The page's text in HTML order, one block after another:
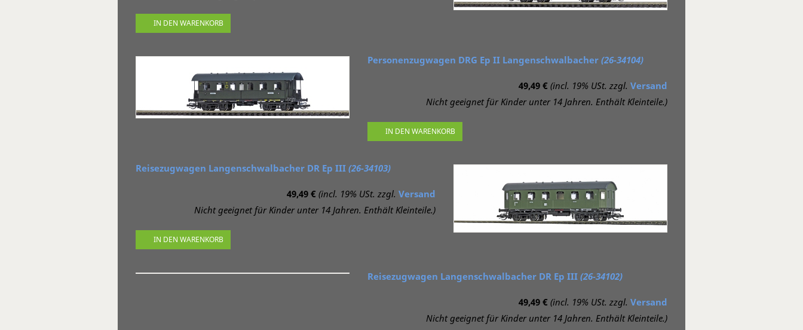
IN DEN WARENKORB
Personenzugwagen DRG Ep II Langenschwalbacher (26-34104)
49,49 € (incl. 19% USt. zzgl. Versand
Nicht geeignet für Kinder unter 14 Jahren. Enthält Kleinteile.)
IN DEN WARENKORB
Reisezugwagen Langenschwalbacher DR Ep III (26-34103)
49,49 € (incl. 19% USt. zzgl. Versand
Nicht geeignet für Kinder unter 14 Jahren. Enthält Kleinteile.)
IN DEN WARENKORB
Reisezugwagen Langenschwalbacher DR Ep III (26-34102)
49,49 € (incl. 19% USt. zzgl. Versand
Nicht geeignet für Kinder unter 14 Jahren. Enthält Kleinteile.)